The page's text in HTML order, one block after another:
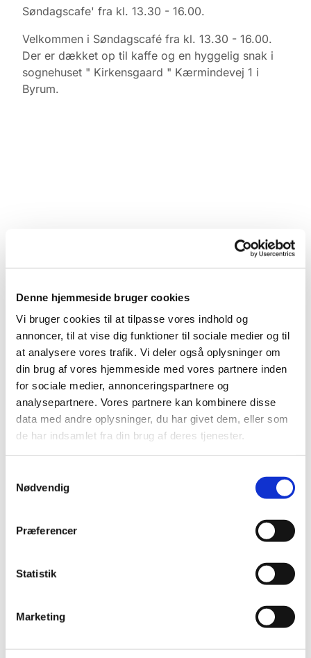
Denne hjemmeside bruger cookies
Vi bruger cookies til at tilpasse vores indhold og
annoncer, til at vise dig funktioner til sociale medier og til
at analysere vores trafik. Vi deler også oplysninger om
din brug af vores hjemmeside med vores partnere inden
for sociale medier, annonceringspartnere og
analysepartnere. Vores partnere kan kombinere disse
data med andre oplysninger, du har givet dem, eller som
de har indsamlet fra din brug af deres tjenester.
Nødvendig
Præferencer
Statistik
Marketing
Søndagscafe' fra kl. 13.30 - 16.00.
Velkommen i Søndagscafé fra kl. 13.30 - 16.00.
Der er dækket op til kaffe og en hyggelig snak i
sognehuset " Kirkensgaard " Kærmindevej 1 i
Byrum.
Du vil måske også kunne
lide...